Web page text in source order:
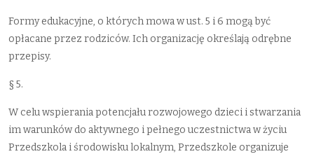
Formy edukacyjne, o których mowa w ust. 5 i 6 mogą być
opłacane przez rodziców. Ich organizację określają odrębne
przepisy.
§ 5.
W celu wspierania potencjału rozwojowego dzieci i stwarzania
im warunków do aktywnego i pełnego uczestnictwa w życiu
Przedszkola i środowisku lokalnym, Przedszkole organizuje